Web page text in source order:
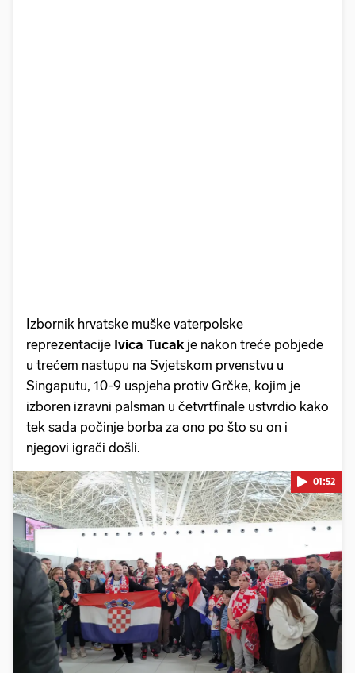
Izbornik hrvatske muške vaterpolske
reprezentacije Ivica Tucak je nakon treće pobjede
u trećem nastupu na Svjetskom prvenstvu u
Singaputu, 10-9 uspjeha protiv Grčke, kojim je
izboren izravni palsman u četvrtfinale ustvrdio kako
tek sada počinje borba za ono po što su on i
njegovi igrači došli.
Pokretanje videa...
01:52